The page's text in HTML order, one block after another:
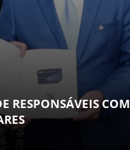
RESPONSÁVEIS COM